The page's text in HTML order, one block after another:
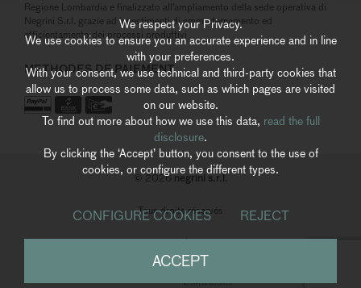
Regione Lombardia e finalizzato all’ampliamento della sede operativa di
Negrini S.r.l. grazie ad investimenti di ammodernamento ed
efficientamento dei processi produttivi
METHODES DE PAIEMENT
© 2026 negrini s.r.l.
Tous droits réservés
We respect your Privacy.
We use cookies to ensure you an accurate experience and in line
with your preferences.
With your consent, we use technical and third-party cookies that
allow us to process some data, such as which pages are visited
on our website.
To find out more about how we use this data, read the full
disclosure.
By clicking the ‘Accept’ button, you consent to the use of
cookies, or configure the different types.
CONFIGURE COOKIES REJECT
ACCEPT